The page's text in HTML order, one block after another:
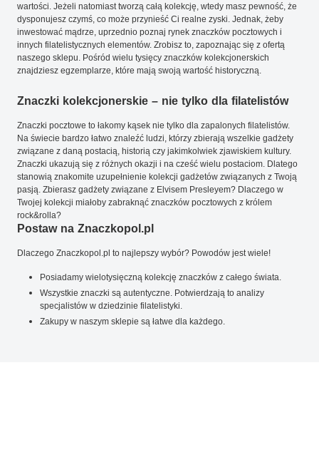
wartości. Jeżeli natomiast tworzą całą kolekcję, wtedy masz pewność, że
dysponujesz czymś, co może przynieść Ci realne zyski. Jednak, żeby
inwestować mądrze, uprzednio poznaj rynek znaczków pocztowych i
innych filatelistycznych elementów. Zrobisz to, zapoznając się z ofertą
naszego sklepu. Pośród wielu tysięcy znaczków kolekcjonerskich
znajdziesz egzemplarze, które mają swoją wartość historyczną.
Znaczki kolekcjonerskie – nie tylko dla filatelistów
Znaczki pocztowe to łakomy kąsek nie tylko dla zapalonych filatelistów.
Na świecie bardzo łatwo znaleźć ludzi, którzy zbierają wszelkie gadżety
związane z daną postacią, historią czy jakimkolwiek zjawiskiem kultury.
Znaczki ukazują się z różnych okazji i na cześć wielu postaciom. Dlatego
stanowią znakomite uzupełnienie kolekcji gadżetów związanych z Twoją
pasją. Zbierasz gadżety związane z Elvisem Presleyem? Dlaczego w
Twojej kolekcji miałoby zabraknąć znaczków pocztowych z królem
rock&rolla?
Postaw na Znaczkopol.pl
Dlaczego Znaczkopol.pl to najlepszy wybór? Powodów jest wiele!
Posiadamy wielotysięczną kolekcję znaczków z całego świata.
Wszystkie znaczki są autentyczne. Potwierdzają to analizy
specjalistów w dziedzinie filatelistyki.
Zakupy w naszym sklepie są łatwe dla każdego.